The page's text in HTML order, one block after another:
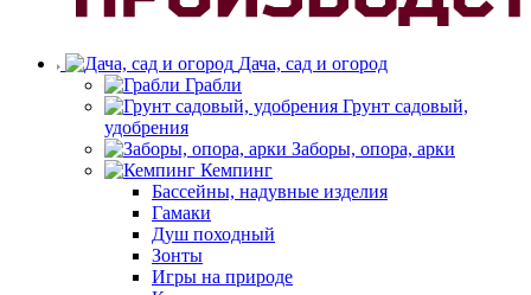
Дача, сад и огород
Грабли
Грунт садовый,
удобрения
Заборы, опора, арки
Кемпинг
Бассейны, надувные изделия
Гамаки
Душ походный
Зонты
Игры на природе